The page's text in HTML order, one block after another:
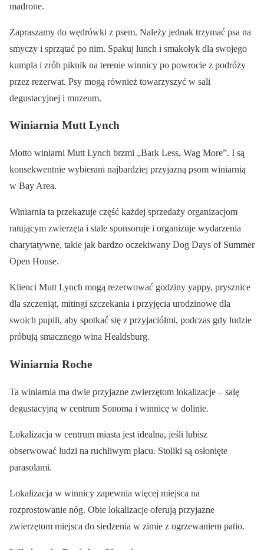
madrone.
Zapraszamy do wędrówki z psem. Należy jednak trzymać psa na
smyczy i sprzątać po nim. Spakuj lunch i smakołyk dla swojego
kumpla i zrób piknik na terenie winnicy po powrocie z podróży
przez rezerwat. Psy mogą również towarzyszyć w sali
degustacyjnej i muzeum.
Winiarnia Mutt Lynch
Motto winiarni Mutt Lynch brzmi „Bark Less, Wag More”. I są
konsekwentnie wybierani najbardziej przyjazną psom winiarnią
w Bay Area.
Winiarnia ta przekazuje część każdej sprzedaży organizacjom
ratującym zwierzęta i stale sponsoruje i organizuje wydarzenia
charytatywne, takie jak bardzo oczekiwany Dog Days of Summer
Open House.
Klienci Mutt Lynch mogą rezerwować godziny yappy, prysznice
dla szczeniąt, mitingi szczekania i przyjęcia urodzinowe dla
swoich pupili, aby spotkać się z przyjaciółmi, podczas gdy ludzie
próbują smacznego wina Healdsburg.
Winiarnia Roche
Ta winiarnia ma dwie przyjazne zwierzętom lokalizacje – salę
degustacyjną w centrum Sonoma i winnicę w dolinie.
Lokalizacja w centrum miasta jest idealna, jeśli lubisz
obserwować ludzi na ruchliwym placu. Stoliki są osłonięte
parasolami.
Lokalizacja w winnicy zapewnia więcej miejsca na
rozprostowanie nóg. Obie lokalizacje oferują przyjazne
zwierzętom miejsca do siedzenia w zimie z ogrzewaniem patio.